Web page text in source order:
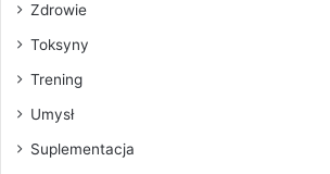
Zdrowie
Toksyny
Trening
Umysł
Suplementacja